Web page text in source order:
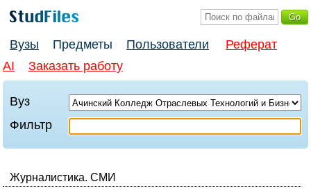
Вузы Предметы Пользователи
Реферат
AI
Заказать работу
Вуз
Фильтр
Журналистика. СМИ